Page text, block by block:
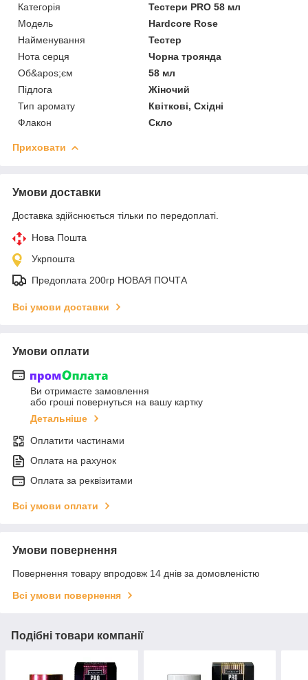
Категорія
Тестери PRO 58 мл
Мoдель
Hardcore Rose
Найменування
Тестер
Нота серця
Чорна троянда
Об&apos;єм
58 мл
Підлога
Жіночий
Тип аромату
Квіткові, Східні
Флакон
Скло
Приховати
Умови доставки
Доставка здійснюється тільки по передоплаті.
Нова Пошта
Укрпошта
Предоплата 200гр НОВАЯ ПОЧТА
Всі умови доставки
Умови оплати
Ви отримаєте замовлення
або гроші повернуться на вашу картку
Детальніше
Оплатити частинами
Оплата на рахунок
Оплата за реквізитами
Всі умови оплати
Умови повернення
Повернення товару впродовж 14 днів за домовленістю
Всі умови повернення
Подібні товари компанії